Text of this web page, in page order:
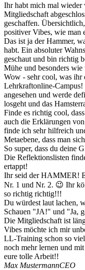
Ihr habt mich mal wieder
Mitgliedschaft
geschaffen.
positiver Vibes, wie man
Das ist ja der Hammer,
habt. Ein absoluter
geschaut und bin richtig
Mühe und besonders
Wow - sehr cool, was ihr
Lehrkraftonline-
angesehen und werde
losgeht und das
Finde es richtig cool,
auch die Erklärungen
finde ich sehr hilfreich
Metaebene, dass man
So super, dass du deine
Die Reflektionslisten
ertappt!
Ihr seid der HAMMER!
Nr. 1 und Nr. 2. 😉 Ihr
so richtig richtig!!!
Du würdest laut lachen,
Schauen "JA!" und "Ja,
Die Mitgliedschaft ist
Vibes möchte ich mir
LL-Training schon so
noch mehr lernen und
eure tolle Arbeit!!
Max MustermannCEO